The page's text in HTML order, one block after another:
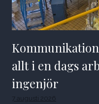
allt i en dags
ingenjör
7 augusti 2026